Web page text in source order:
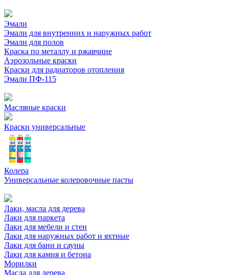
Эмали
Эмали для внутренних и наружных работ
Эмали для полов
Краска по металлу и ржавчине
Аэрозольные краски
Краски для радиаторов отопления
Эмали ПФ-115
Масляные краски
Краски универсальные
Колера
Универсальные колеровочные пасты
Лаки, масла для дерева
Лаки для паркета
Лаки для мебели и стен
Лаки для наружных работ и яхтные
Лаки для бани и сауны
Лаки для камня и бетона
Морилки
Масла для дерева